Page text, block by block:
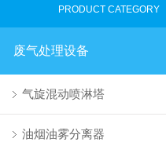
PRODUCT CATEGORY
废气处理设备
气旋混动喷淋塔
油烟油雾分离器